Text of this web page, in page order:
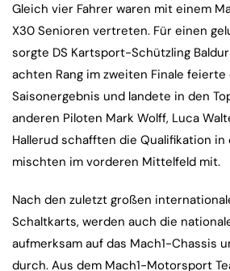
Gleich vier Fahrer waren mit einem
X30 Senioren vertreten. Für einen
sorgte DS Kartsport-Schützling
achten Rang im zweiten Finale
Saisonergebnis und landete in den
anderen Piloten Mark Wolff, Luca
Hallerud schafften die Qualifikation in
mischten im vorderen Mittelfeld mit.
Nach den zuletzt großen
Schaltkarts, werden auch die
aufmerksam auf das Mach1-Chassis
durch. Aus dem Mach1-Motorsport